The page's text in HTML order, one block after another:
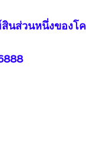
นส่วนหนึ่งของโ